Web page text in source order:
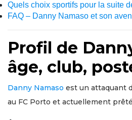
Quels choix sportifs pour la suite
FAQ – Danny Namaso et son
Profil de
âge, club,
Danny Namaso est un attaquant
au FC Porto et actuellement prêté